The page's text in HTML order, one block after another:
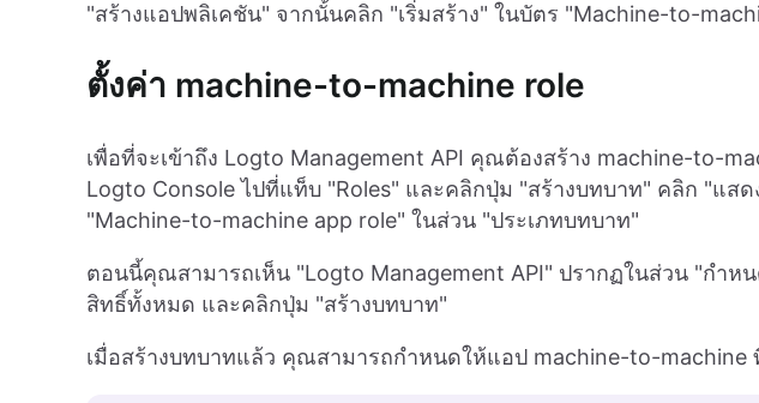
"สร้างแอปพลิเคชัน" จากนั้นคลิก "เริ่มสร้าง" ในบัตร "Machine-to-
ตั้งค่า machine-to-machine role
เพื่อที่จะเข้าถึง Logto Management API คุณต้องสร้าง machine-to-
Logto Console ไปที่แท็บ "Roles" และคลิกปุ่ม "สร้างบทบาท" คลิก "แสด
"Machine-to-machine app role" ในส่วน "ประเภทบทบาท"
ตอนนี้คุณสามารถเห็น "Logto Management API" ปรากฏในส่วน "กำห
สิทธิ์ทั้งหมด และคลิกปุ่ม "สร้างบทบาท"
เมื่อสร้างบทบาทแล้ว คุณสามารถกำหนดให้แอป machine-to-